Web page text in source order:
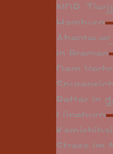
NDR
Hamburg
in Bremen
Dem
Retter in
Lüneburg
Stress im